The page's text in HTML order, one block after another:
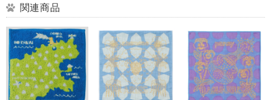
関連商品